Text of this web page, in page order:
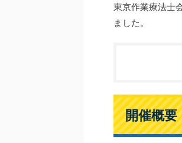
東京作業療法士
ました。
開催概要